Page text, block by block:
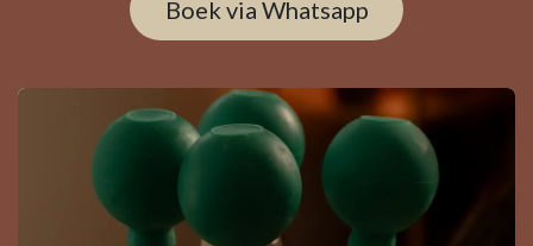
Boek via Whats​​app